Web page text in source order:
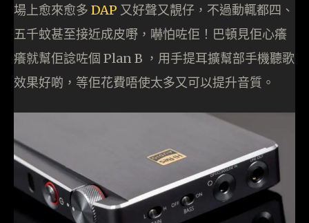
場上愈來愈多 DAP 又好聲又靚仔，不過動輒都四、
五千蚊甚至接近成皮嘢，嚇怕咗佢！巴頓見佢心癢
癢就幫佢諗咗個 Plan B ，用手提耳擴幫部手機聽歌
效果好啲，等佢花費唔使太多又可以提升音質。